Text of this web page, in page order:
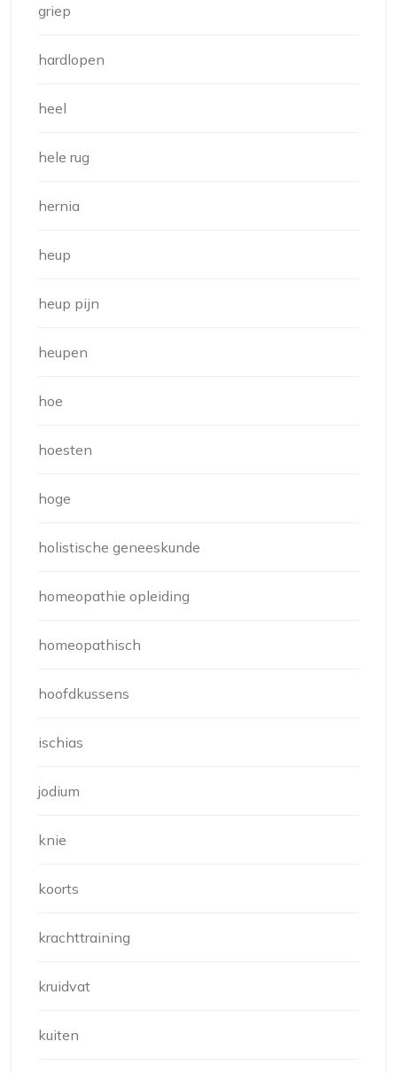
griep
hardlopen
heel
hele rug
hernia
heup
heup pijn
heupen
hoe
hoesten
hoge
holistische geneeskunde
homeopathie opleiding
homeopathisch
hoofdkussens
ischias
jodium
knie
koorts
krachttraining
kruidvat
kuiten